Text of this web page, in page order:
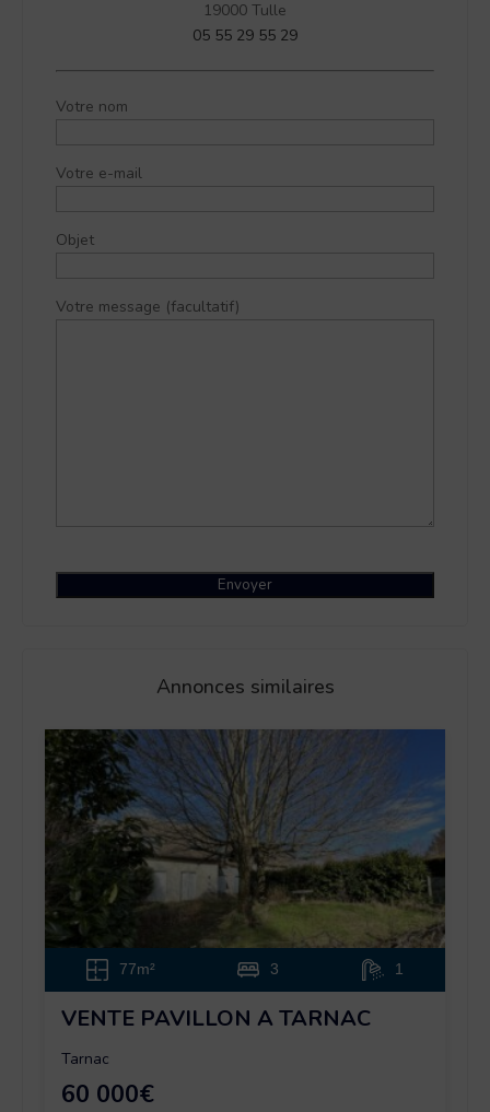
19000 Tulle
05 55 29 55 29
Votre nom
Votre e-mail
Objet
Votre message (facultatif)
Annonces similaires
77m² 3 1
VENTE PAVILLON A TARNAC
Tarnac
60 000€